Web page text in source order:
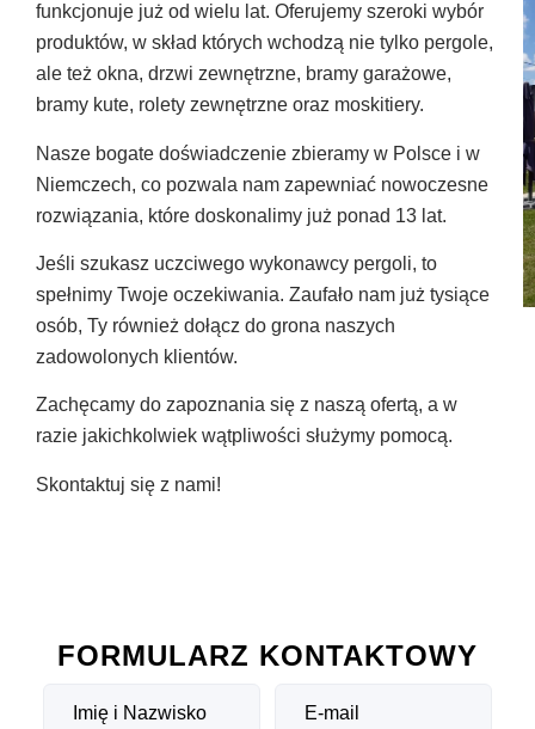
funkcjonuje już od wielu lat. Oferujemy szeroki wybór
produktów, w skład których wchodzą nie tylko pergole,
ale też okna, drzwi zewnętrzne, bramy garażowe,
bramy kute, rolety zewnętrzne oraz moskitiery.
Nasze bogate doświadczenie zbieramy w Polsce i w
Niemczech, co pozwala nam zapewniać nowoczesne
rozwiązania, które doskonalimy już ponad 13 lat.
Jeśli szukasz uczciwego wykonawcy pergoli, to
spełnimy Twoje oczekiwania. Zaufało nam już tysiące
osób, Ty również dołącz do grona naszych
zadowolonych klientów.
Zachęcamy do zapoznania się z naszą ofertą, a w
razie jakichkolwiek wątpliwości służymy pomocą.
Skontaktuj się z nami!
FORMULARZ KONTAKTOWY